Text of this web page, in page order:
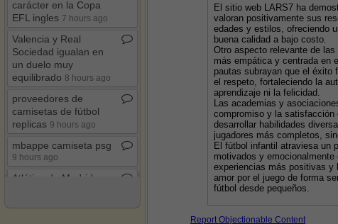
El sitio web LARS7 ha
valoran positivamente sus
edades y estilos, ofreciendo
buena calidad a bajo costo.
Otro aspecto relevante de
más empática y centrada en
pautas subrayan que el éxito
el respeto, fortaleciendo la
aprendizaje ni la felicidad.
Las academias y
compromiso y la satisfacción
desarrollar habilidades
jugadores más completos,
El fútbol infantil atraviesa un
motivados y
experiencias más positivas y
amor por el juego de forma
fútbol desde pequeños.
Report Objectionable Content
carácter en la Copa
EFL ingles 7 hours ago
Valencia y Real
Sociedad igualan en
un duelo muy
equilibrado 8 hours ago
proveedores de
camisetas de fútbol
replicas 9 hours ago
mbappe camiseta psg
9 hours ago
Atlético de Madrid